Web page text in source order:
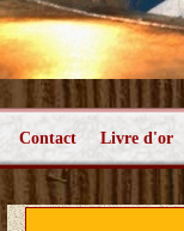
Contact Livre d'or